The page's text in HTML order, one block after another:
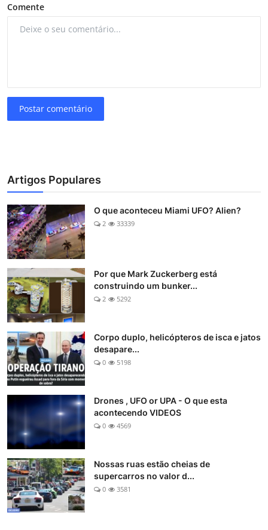
Comente
Postar comentário
Artigos Populares
O que aconteceu Miami UFO? Alien?
2 33339
Por que Mark Zuckerberg está
construindo um bunker...
2 5292
Corpo duplo, helicópteros de isca e jatos
desapare...
0 5198
Drones , UFO or UPA - O que esta
acontecendo VIDEOS
0 4569
Nossas ruas estão cheias de
supercarros no valor d...
0 3581